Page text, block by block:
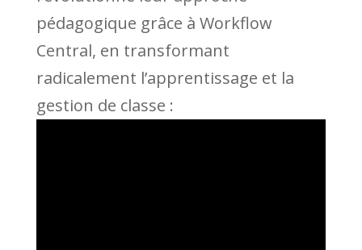
pédagogique grâce à Workflow
Central, en transformant
radicalement l’apprentissage et la
gestion de classe :